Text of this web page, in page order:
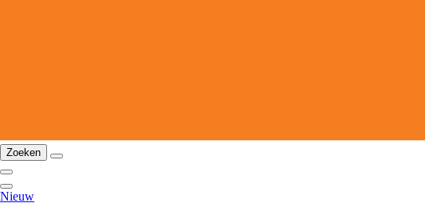
Zoeken
Nieuw